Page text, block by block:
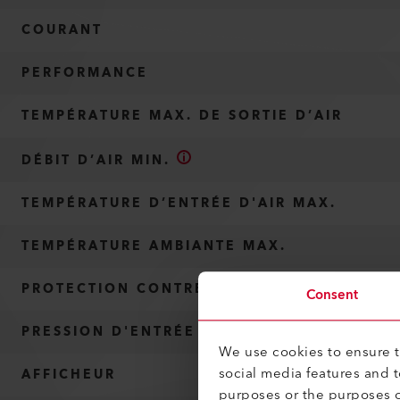
Consent
We use cookies to
social media features and
purposes or the purposes
COURANT
PERFORMANCE
TEMPÉRATURE MAX. DE SORTIE D’AIR
DÉBIT D’AIR MIN.
TEMPÉRATURE D’ENTRÉE D'AIR MAX.
TEMPÉRATURE AMBIANTE MAX.
PROTECTION CONTRE LA SURCHAUFFE
PRESSION D'ENTRÉE MAX.
AFFICHEUR